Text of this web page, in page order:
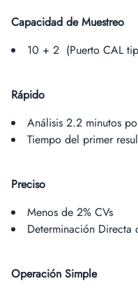
Capacidad de Muestreo
10 + 2 (Puerto CAL
Rápido
Análisis 2.2 minutos
Tiempo del primer
Preciso
Menos de 2% CVs
Determinación Directa
Operación Simple